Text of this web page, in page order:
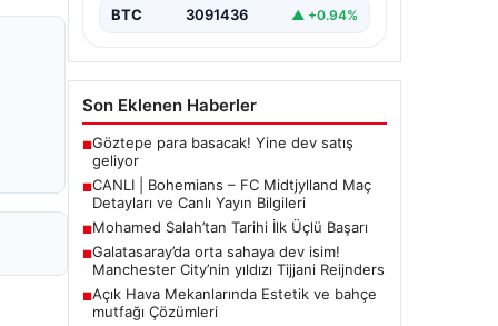
BTC 3091436 ▲ +0.94%
Son Eklenen Haberler
■Göztepe para basacak! Yine dev satış
geliyor
■CANLI | Bohemians – FC Midtjylland Maç
Detayları ve Canlı Yayın Bilgileri
■Mohamed Salah’tan Tarihi İlk Üçlü Başarı
■Galatasaray’da orta sahaya dev isim!
Manchester City’nin yıldızı Tijjani Reijnders
■Açık Hava Mekanlarında Estetik ve bahçe
mutfağı Çözümleri